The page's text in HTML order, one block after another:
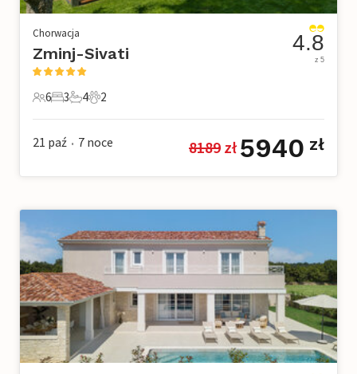
Chorwacja
Zminj-Sivati
6 Goście
6
3 Sypialnie
3
4 Łazienki
4
2 Zwierzęta domowe
2
4.8
z 5
21 paź • 7 noce 8189 zł 5940 zł